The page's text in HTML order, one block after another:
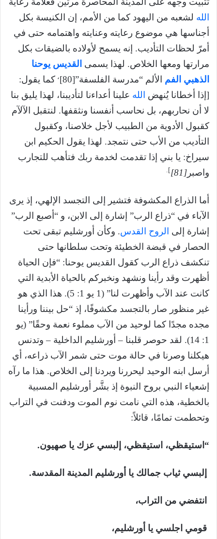
الله لشعبه من اليهود كما من الأمم، إن الكنيسة بكل
أجناسها هي موضوع رعايته وعنايته واهتمامه حتى في
أمرّ لحظات التأديب. إنه يسمح لأولاده بالضيقات بكل
مرارتها ومعها الخلاص. لهذا يسمى القديس يوحنا
الذهبي الفم الألم “مدرسة الفلسفة”[80] ، كما يقول:
[إذا أخطانا يُنهض
الله علينا أعداءنا لتأديبنا، لهذا يليق بنا
لا أن نحاربهم، بل نحاسب أنفسنا ونثقفها. لنتقبل الآلآم
كقبول الأدوية من الطبيب لأجل خلاصنا، وكقبول
التأديب من الأب حتى نتمجد. لهذا يقول الحكيم ابن
سيراخ: يا بني إذا تقدمت لخدمة ربك فتأهب للتجارب
واصبر [81]
].
أما الذراع المكشوفة فتشير إلى التجسد الإلهي، إذ يرى
الآباء في “ذراع الرب” إشارة إلى الابن، و “أصبع الرب”
إشارة إلى
الروح القدس. وكأن أورشليم تبقى تحت
الحصار في قبضة الخطيئة وتحت سلطانها حتى
تنكشف ذراع الرب كقول القديس يوحنا: “فإن الحياة
أظهرت وقد رأينا ونشهد ونخبركم بالحياة الأبدية التي
كانت عند الآب وأظهرت لنا” (1 يو 1: 5). هذا الذي هو
غير منظور صار بالتجسد مكشوفًا، إذ “حل بيننا ورأينا
مجده مجدًا كما لوحيد من الآب مملوء نعمة وحقًا” (يو
1: 14). لقد حوصر قلبنا – أورشليم الداخلية – وتدنس
هيكلنا وصرنا في حالة موت حتى شمر الآب ذراعه، أي
أرسل ابنه الوحيد ليحررنا ويردنا إلى الخلاص. هذا ما رآه
إشعياء النبي بروح النبوة إذ بشَّر أورشليم المسبية
بالخطية، هذه التي نامت نوم الموت ودفنت في التراب
وتحطمت تمامًا، قائلاً:
“استيقظي، استيقظي، إلبسي عزك يا صهيون.
إلبسي ثياب جمالك يا أورشليم المدينة المقدسة.
انتفضي من التراب،
قومي اجلسي يا أورشليم،